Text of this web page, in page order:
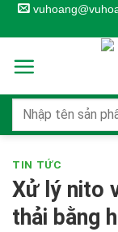
Skip
to
content
TIN TỨC
Xử lý nito
thải bằng